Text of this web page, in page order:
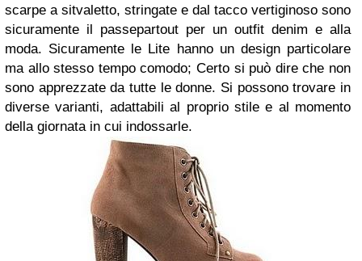
scarpe a sitvaletto, stringate e dal tacco vertiginoso sono
sicuramente il passepartout per un outfit denim e alla
moda. Sicuramente le Lite hanno un design particolare
ma allo stesso tempo comodo; Certo si può dire che non
sono apprezzate da tutte le donne. Si possono trovare in
diverse varianti, adattabili al proprio stile e al momento
della giornata in cui indossarle.